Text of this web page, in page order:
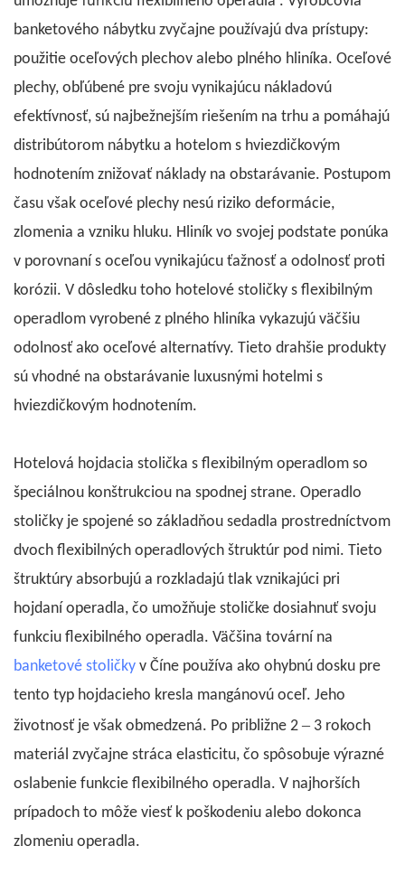
banketového nábytku zvyčajne používajú dva prístupy:
použitie oceľových plechov alebo plného hliníka. Oceľové
plechy, obľúbené pre svoju vynikajúcu nákladovú
efektívnosť, sú najbežnejším riešením na trhu a pomáhajú
distribútorom nábytku a hotelom s hviezdičkovým
hodnotením znižovať náklady na obstarávanie. Postupom
času však oceľové plechy nesú riziko deformácie,
zlomenia a vzniku hluku. Hliník vo svojej podstate ponúka
v porovnaní s oceľou vynikajúcu ťažnosť a odolnosť proti
korózii. V dôsledku toho hotelové stoličky s flexibilným
operadlom vyrobené z plného hliníka vykazujú väčšiu
odolnosť ako oceľové alternatívy. Tieto drahšie produkty
sú vhodné na obstarávanie luxusnými hotelmi s
hviezdičkovým hodnotením.
Hotelová hojdacia stolička s flexibilným operadlom so
špeciálnou konštrukciou na spodnej strane. Operadlo
stoličky je spojené so základňou sedadla prostredníctvom
dvoch flexibilných operadlových štruktúr pod nimi. Tieto
štruktúry absorbujú a rozkladajú tlak vznikajúci pri
hojdaní operadla, čo umožňuje stoličke dosiahnuť svoju
funkciu flexibilného operadla. Väčšina tovární na
banketové stoličky v Číne používa ako ohybnú dosku pre
tento typ hojdacieho kresla mangánovú oceľ. Jeho
životnosť je však obmedzená. Po približne 2 – 3 rokoch
materiál zvyčajne stráca elasticitu, čo spôsobuje výrazné
oslabenie funkcie flexibilného operadla. V najhorších
prípadoch to môže viesť k poškodeniu alebo dokonca
zlomeniu operadla.